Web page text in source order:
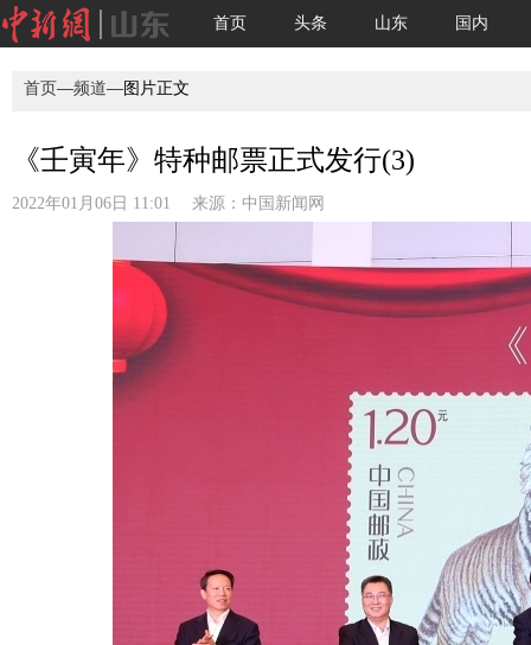
首页 头条 山东 国内
首页—频道—图片正文
《壬寅年》特种邮票正式发行(3)
2022年01月06日 11:01 来源： 中国新闻网